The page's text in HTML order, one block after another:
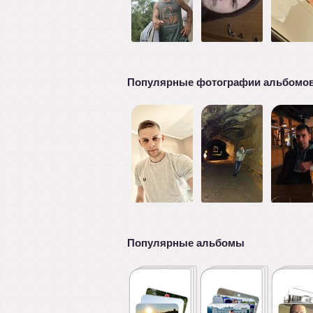
Популярные фотографии
Популярные альбомы